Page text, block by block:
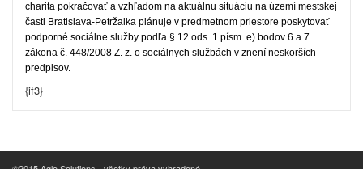
charita pokračovať a vzhľadom na aktuálnu situáciu na území mestskej
časti Bratislava-Petržalka plánuje v predmetnom priestore poskytovať
podporné sociálne služby podľa § 12 ods. 1 písm. e) bodov 6 a 7
zákona č. 448/2008 Z. z. o sociálnych službách v znení neskorších
predpisov.
{if3}